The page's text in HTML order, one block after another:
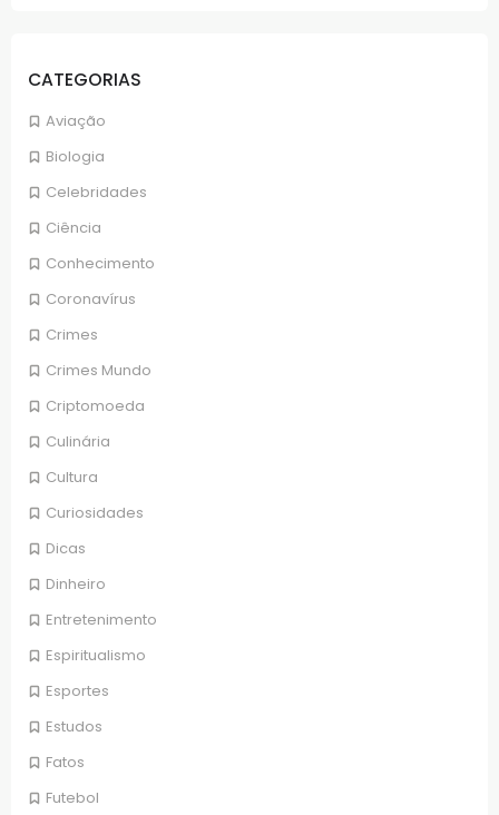
CATEGORIAS
Aviação
Biologia
Celebridades
Ciência
Conhecimento
Coronavírus
Crimes
Crimes Mundo
Criptomoeda
Culinária
Cultura
Curiosidades
Dicas
Dinheiro
Entretenimento
Espiritualismo
Esportes
Estudos
Fatos
Futebol